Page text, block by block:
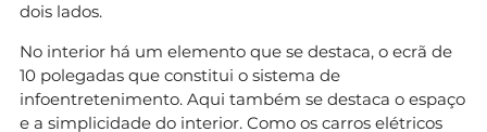
dois lados.
No interior há um elemento que se destaca, o ecrã de
10 polegadas que constitui o sistema de
infoentretenimento. Aqui também se destaca o espaço
e a simplicidade do interior. Como os carros elétricos